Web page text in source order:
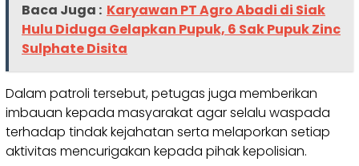
Baca Juga : Karyawan PT Agro Abadi di Siak
Hulu Diduga Gelapkan Pupuk, 6 Sak Pupuk Zinc
Sulphate Disita
Dalam patroli tersebut, petugas juga memberikan
imbauan kepada masyarakat agar selalu waspada
terhadap tindak kejahatan serta melaporkan setiap
aktivitas mencurigakan kepada pihak kepolisian.